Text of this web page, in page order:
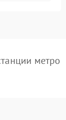
метро